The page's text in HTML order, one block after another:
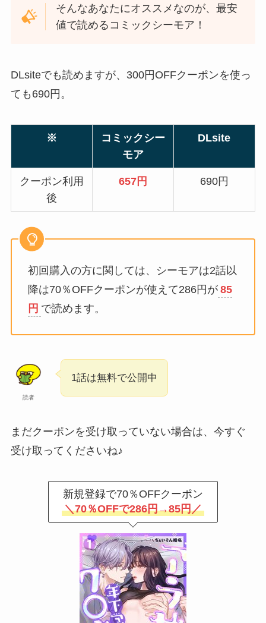
そんなあなたにオススメなのが、最安
値で読めるコミックシーモア！
DLsiteでも読めますが、300円OFFクーポンを使っ
ても690円。
※
コミックシー
モア
DLsite
クーポン利用
後
657円 690円
初回購入の方に関しては、シーモアは2話以
降は70％OFFクーポンが使えて286円が 85
円 で読めます。
読者
1話は無料で公開中
まだクーポンを受け取っていない場合は、今すぐ
受け取ってくださいね♪
新規登録で70％OFFクーポン
＼70％OFFで286円→85円／